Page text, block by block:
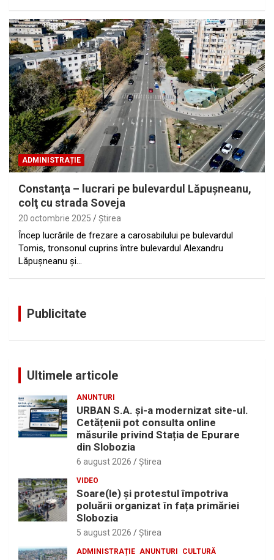
ADMINISTRAȚIE
Constanţa – lucrari pe bulevardul Lăpuşneanu,
colţ cu strada Soveja
20 octombrie 2025 Ştirea
Încep lucrările de frezare a carosabilului pe bulevardul
Tomis, tronsonul cuprins între bulevardul Alexandru
Lăpușneanu și…
Publicitate
Ultimele articole
ANUNTURI
URBAN S.A. și-a modernizat site-ul.
Cetățenii pot consulta online
măsurile privind Stația de Epurare
din Slobozia
6 august 2026 Ştirea
VIDEO
Soare(le) și protestul împotriva
poluării organizat în fața primăriei
Slobozia
5 august 2026 Ştirea
ADMINISTRAȚIE ANUNTURI CULTURĂ